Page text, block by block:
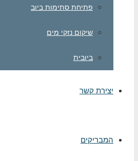
פתיחת סתימות ביוב
שיקום נזקי מים
ביובית
יצירת קשר
המבריקים